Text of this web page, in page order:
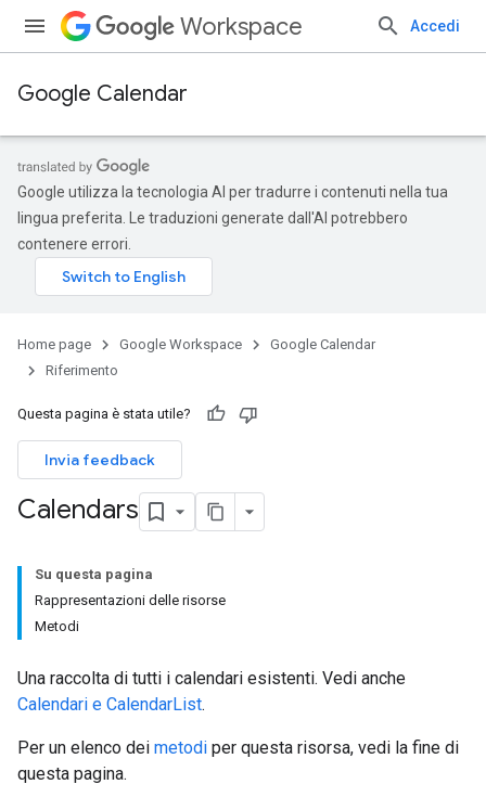
Workspace Accedi
Google Calendar
Google utilizza la tecnologia AI per tradurre i contenuti nella tua
lingua preferita. Le traduzioni generate dall'AI potrebbero
contenere errori.
Home page Google Workspace
Google Calendar
Riferimento
Questa pagina è stata utile?
Invia feedback
Calendars
Su questa pagina
Rappresentazioni delle risorse
Metodi
Una raccolta di tutti i calendari esistenti. Vedi anche
Calendari e CalendarList.
Per un elenco dei metodi per questa risorsa, vedi la fine di
questa pagina.